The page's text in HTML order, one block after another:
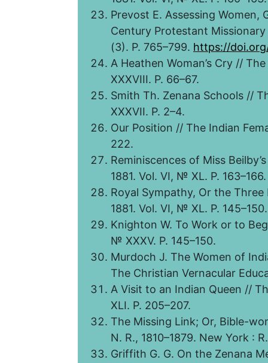
Prevost E. Assessing Women,
Century Protestant
(3). P. 765–799. https://
A Heathen Woman’s Cry //
XXXVIII. P. 66–67.
Smith Th. Zenana Schools //
XXXVII. P. 2–4.
Our Position // The Indian
222.
Reminiscences of Miss
1881. Vol. VI, № XL. P. 163–166.
Royal Sympathy, Or the
1881. Vol. VI, № XL. P. 145–150.
Knighton W. To Work or to
№ XXXV. P. 145–150.
Murdoch J. The Women of
The Christian Vernacular
A Visit to an Indian Queen //
XLI. P. 205–207.
The Missing Link; Or, Bible-
N. R., 1810–1879. New York :
Griffith G. G. On the Zenana